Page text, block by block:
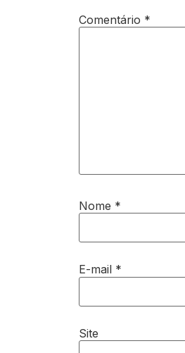
Comentário *
Nome *
E-mail *
Site